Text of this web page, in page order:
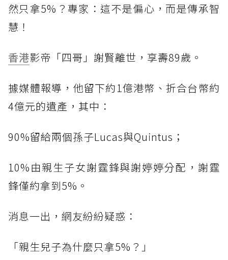
然只拿5%？專家：這不是偏心，而是傳承智
慧！
香港影帝「四哥」謝賢離世，享壽89歲。
據媒體報導，他留下約1億港幣、折合台幣約
4億元的遺產，其中：
90%留給兩個孫子Lucas與Quintus；
10%由親生子女謝霆鋒與謝婷婷分配，謝霆
鋒僅約拿到5%。
消息一出，網友紛紛疑惑：
「親生兒子為什麼只拿5%？」